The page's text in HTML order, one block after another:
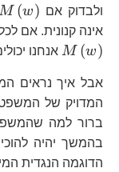
ולבדוק אם
(w)
אינה קנונית. אם
M (w) אנחנו
C
אבל איך נראים
המדויק של
ברור למה
בהמשך יהיה
w
הדוגמה הנגדית